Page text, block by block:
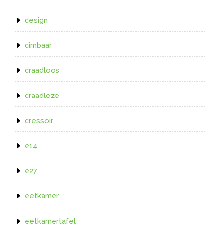
design
dimbaar
draadloos
draadloze
dressoir
e14
e27
eetkamer
eetkamertafel